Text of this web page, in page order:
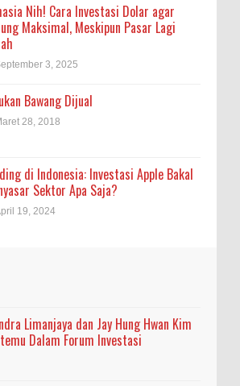
Nih! Cara Investasi Dolar agar
Maksimal, Meskipun Pasar Lagi
3, 2025
Bawang Dijual
28, 2018
di Indonesia: Investasi Apple Bakal
Sektor Apa Saja?
19, 2024
Limanjaya dan Jay Hung Hwan Kim
Dalam Forum Investasi